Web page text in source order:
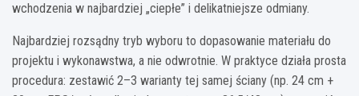
wchodzenia w najbardziej „ciepłe” i delikatniejsze odmiany.
Najbardziej rozsądny tryb wyboru to dopasowanie materiału do
projektu i wykonawstwa, a nie odwrotnie. W praktyce działa prosta
procedura: zestawić 2–3 warianty tej samej ściany (np. 24 cm +